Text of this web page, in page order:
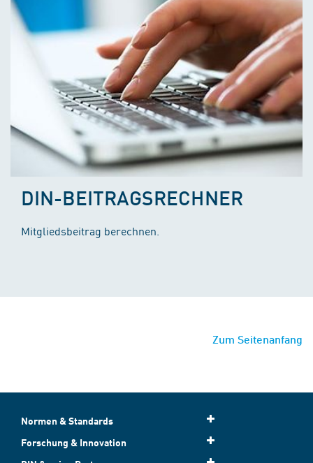
DIN-BEITRAGSRECHNER
Mitgliedsbeitrag berechnen.
Zum Seitenanfang
Normen & Standards
Forschung & Innovation